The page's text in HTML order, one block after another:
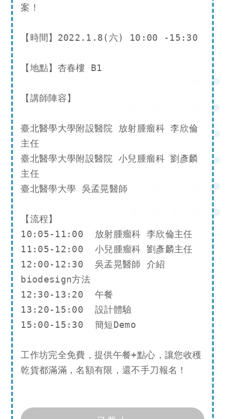
案！
【時間】2022.1.8(六) 10:00 -15:30
【地點】杏春樓 B1
【講師陣容】
臺北醫學大學附設醫院 放射腫瘤科 李欣倫
主任
臺北醫學大學附設醫院 小兒腫瘤科 劉彥麟
主任
臺北醫學大學 吳孟晃醫師
【流程】
10:05-11:00  放射腫瘤科 李欣倫主任
11:05-12:00  小兒腫瘤科 劉彥麟主任
12:00-12:30  吳孟晃醫師 介紹
biodesign方法
12:30-13:20  午餐
13:20-15:00  設計體驗
15:00-15:30  簡短Demo
工作坊完全免費，提供午餐+點心，讓您收穫
乾貨都滿滿，名額有限，還不手刀報名！